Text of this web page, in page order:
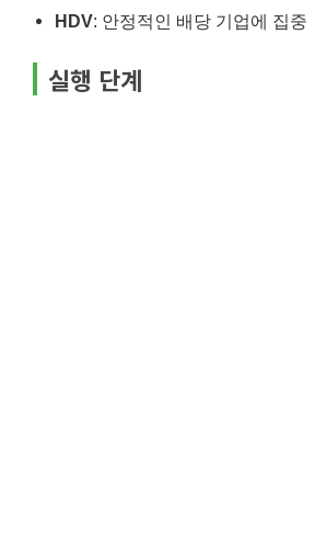
HDV: 안정적인 배당 기업에 집중
실행 단계